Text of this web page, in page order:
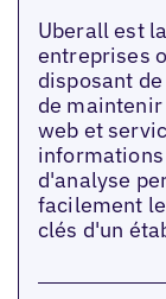
Uberall est
entreprises
disposant
de
web et
d'analyse
facilement
clés d'un